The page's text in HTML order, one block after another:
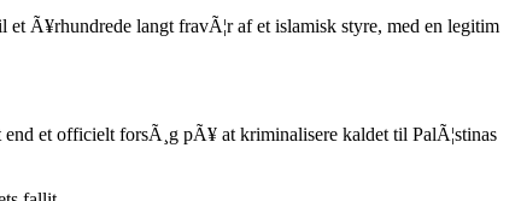
Ã¥rhundrede langt fravÃ¦r af et islamisk styre, med en legitim
end et officielt forsÃ¸g pÃ¥ at kriminalisere kaldet til PalÃ¦stinas